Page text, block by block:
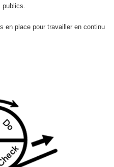
publics.
en place pour travailler en continu